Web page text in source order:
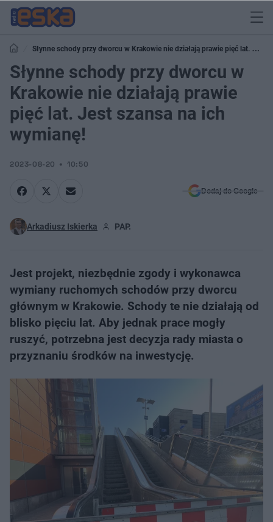
Słynne schody przy dworcu w Krakowie nie działają prawie pięć lat. Jest
szansa na ich wymianę!
Słynne schody przy dworcu w
Krakowie nie działają prawie
pięć lat. Jest szansa na ich
wymianę!
2023-08-20 10:50
Dodaj do Google
Arkadiusz Iskierka PAP.
Jest projekt, niezbędnie zgody i wykonawca
wymiany ruchomych schodów przy dworcu
głównym w Krakowie. Schody te nie działają od
blisko pięciu lat. Aby jednak prace mogły
ruszyć, potrzebna jest decyzja rady miasta o
przyznaniu środków na inwestycję.